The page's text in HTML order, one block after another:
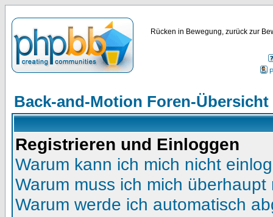
Rücken in Bewegung, zurück zur
Back-and-Motion Foren-Übersicht
Registrieren und Einloggen
Warum kann ich mich nicht
Warum muss ich mich überhaupt
Warum werde ich automatisch